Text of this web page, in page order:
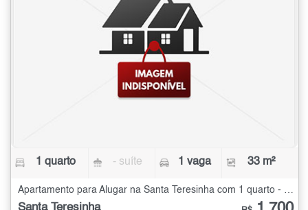
1 quarto - suíte 1 vaga 33 m²
Apartamento para Alugar na Santa Teresinha com 1 quarto - 33 m²
Santa Teresinha